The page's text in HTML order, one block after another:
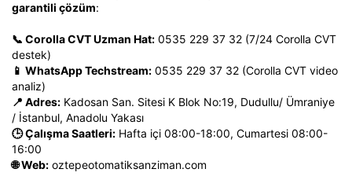
garantili çözüm:
📞 Corolla CVT Uzman Hat: 0535 229 37 32 (7/24 Corolla CVT
destek)
📱 WhatsApp Techstream: 0535 229 37 32 (Corolla CVT video
analiz)
📍 Adres: Kadosan San. Sitesi K Blok No:19, Dudullu/ Ümraniye
/ İstanbul, Anadolu Yakası
🕒 Çalışma Saatleri: Hafta içi 08:00-18:00, Cumartesi 08:00-
16:00
🌐 Web: oztepeotomatiksanziman.com